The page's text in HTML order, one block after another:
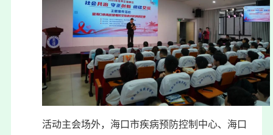
活动主会场外，海口市疾病预防控制中心、海口